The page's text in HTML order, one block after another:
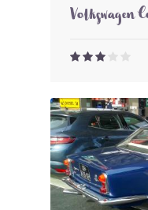
Volkswagen